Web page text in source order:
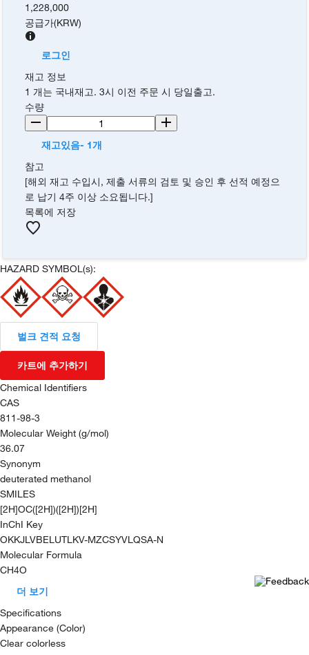
1,228,000
공급가(KRW)
로그인
재고 정보
1 개는 국내재고. 3시 이전 주문 시 당일출고.
수량
재고있음- 1개
참고
[해외 재고 수입시, 제출 서류의 검토 및 승인 후 선적 예정으
로 납기 4주 이상 소요됩니다.]
목록에 저장
HAZARD SYMBOL(s):
벌크 견적 요청
카트에 추가하기
Chemical Identifiers
CAS
811-98-3
Molecular Weight (g/mol)
36.07
Synonym
deuterated methanol
SMILES
[2H]OC([2H])([2H])[2H]
InChI Key
OKKJLVBELUTLKV-MZCSYVLQSA-N
Molecular Formula
CH4O
더 보기
Specifications
Appearance (Color)
Clear colorless